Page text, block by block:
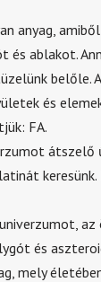
anyag,
és ablakot.
belőle.
és
FA.
átszelő
keresünk.
és
mely